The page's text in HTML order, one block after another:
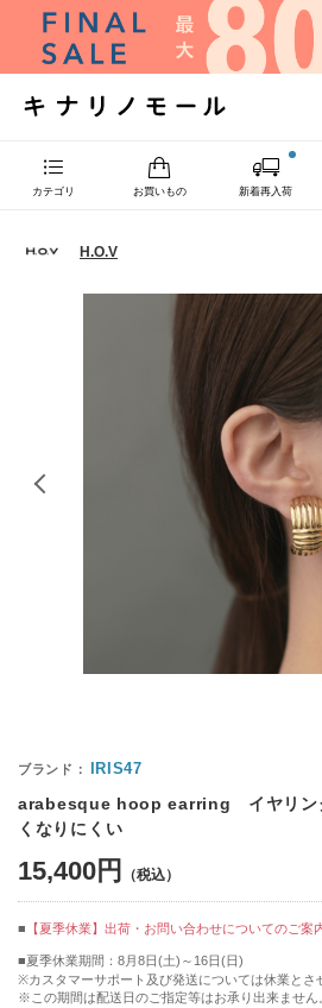
カテゴリ お買いもの 新着再入荷
H.O.V
IRIS47
arabesque hoop earring イヤリ
くなりにくい
15,400円
【夏季休業】出荷・お問い合わせについてのご案
■夏季休業期間：8月8日(土)～16日(日)
※カスタマーサポート及び発送については休業とさ
※この期間は配送日のご指定等はお承り出来ません